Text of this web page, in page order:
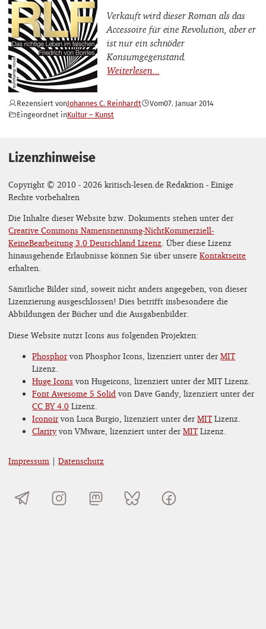
Verkauft wird dieser Roman als das
Accessoire für eine Revolution, aber er
ist nur ein schnöder
Konsumgegenstand.
Rezensiert vonJohannes C. Reinhardt Vom07. Januar 2014
Eingeordnet inKultur – Kunst
Lizenzhinweise
Copyright © 2010 - 2026 kritisch-lesen.de Redaktion - Einige
Rechte vorbehalten
Die Inhalte dieser Website bzw. Dokuments stehen unter der
Creative Commons Namensnennung-NichtKommerziell-
KeineBearbeitung 3.0 Deutschland Lizenz . Über diese Lizenz
hinausgehende Erlaubnisse können Sie über unsereKontaktseite
erhalten.
Sämtliche Bilder sind, soweit nicht anders angegeben, von dieser
Lizenzierung ausgeschlossen! Dies betrifft insbesondere die
Abbildungen der Bücher und die Ausgabenbilder.
Diese Website nutzt Icons aus folgenden Projekten:
Phosphorvon Phosphor Icons, lizenziert unter derMIT
Lizenz.
Huge Icons von Hugeicons, lizenziert unter der MIT Lizenz.
Font Awesome 5 Solid von Dave Gandy, lizenziert unter der
CC BY 4.0 Lizenz.
Iconoirvon Luca Burgio, lizenziert unter derMITLizenz.
Clarityvon VMware, lizenziert unter derMITLizenz.
Impressum |Datenschutz